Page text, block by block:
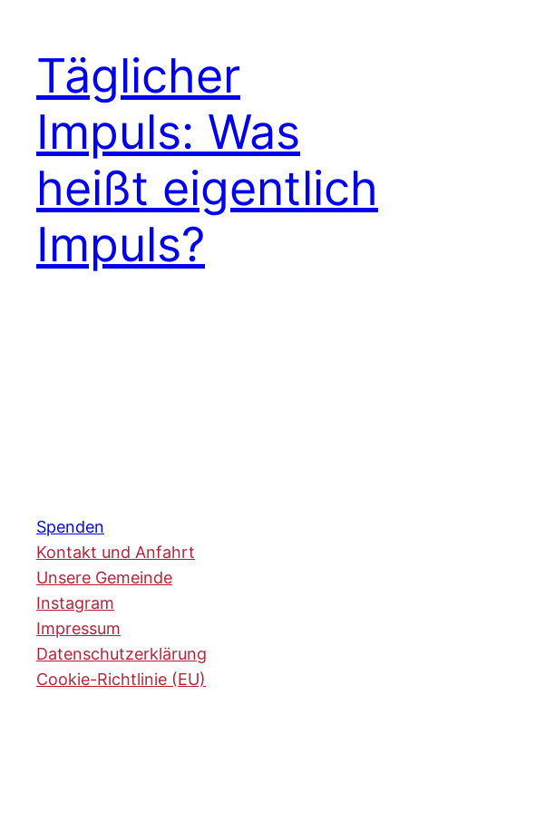
Täglicher
Impuls: Was
heißt eigentlich
Impuls?
Spenden
Kontakt und Anfahrt
Unsere Gemeinde
Instagram
Impressum
Datenschutzerklärung
Cookie-Richtlinie (EU)